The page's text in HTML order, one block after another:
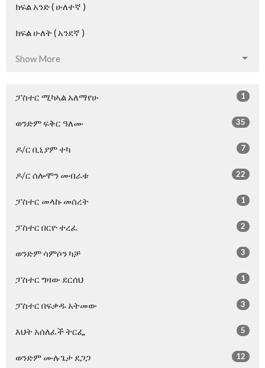
ክፍል አንድ ( ሁለተኛ )
ክፍል ሁለት ( አንደኛ )
Show More
ፓስተር ሚካኣል አለማየሁ 1
ወንድም ፍቅር ዓለሙ 35
ዶ/ር ቢኒያም ተካ 7
ዶ/ር ሰሎሞን መብራቱ 22
ፓስተር መላኩ መሰረት 1
ፓስተር በርዮ ተረፈ 2
ወንድም ሳምሶን ካቻ 3
ፓስተር ግዛው ደርሰህ 1
ፓስተር በፍቃዱ አትመው 3
እህት አሰለፈች ትርፌ 5
ወንድም ሙሉጌታ ደጋጋ 12